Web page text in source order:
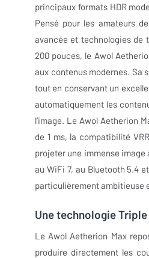
principaux formats HDR
Pensé pour les amateurs
avancée et technologies de
200 pouces, le Awol
aux contenus modernes. Sa
tout en conservant un
automatiquement les
l’image. Le Awol Aetherion
de 1 ms, la compatibilité
projeter une immense
au WiFi 7, au Bluetooth 5.4
particulièrement ambitieuse
Une technologie
Le Awol Aetherion Max
produire directement les